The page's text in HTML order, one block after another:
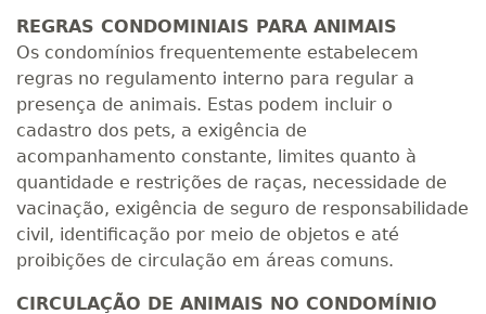
REGRAS CONDOMINIAIS PARA ANIMAIS
Os condomínios frequentemente estabelecem
regras no regulamento interno para regular a
presença de animais. Estas podem incluir o
cadastro dos pets, a exigência de
acompanhamento constante, limites quanto à
quantidade e restrições de raças, necessidade de
vacinação, exigência de seguro de responsabilidade
civil, identificação por meio de objetos e até
proibições de circulação em áreas comuns.
CIRCULAÇÃO DE ANIMAIS NO CONDOMÍNIO